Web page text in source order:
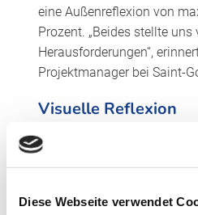
Diese Webseite verwendet
eine Außenreflexion von
Prozent. „Beides stellte uns
Herausforderungen“,
Projektmanager bei Saint-
Visuelle Reflexion
Nach intensiven
Bauherren löste Saint-
Verschiedene